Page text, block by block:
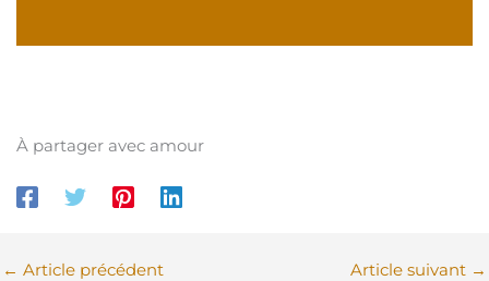
À partager avec amour
← Article précédent Article suivant →